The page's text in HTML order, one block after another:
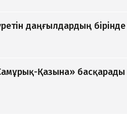
даңғылдардың бірінде
Қазына» басқарады